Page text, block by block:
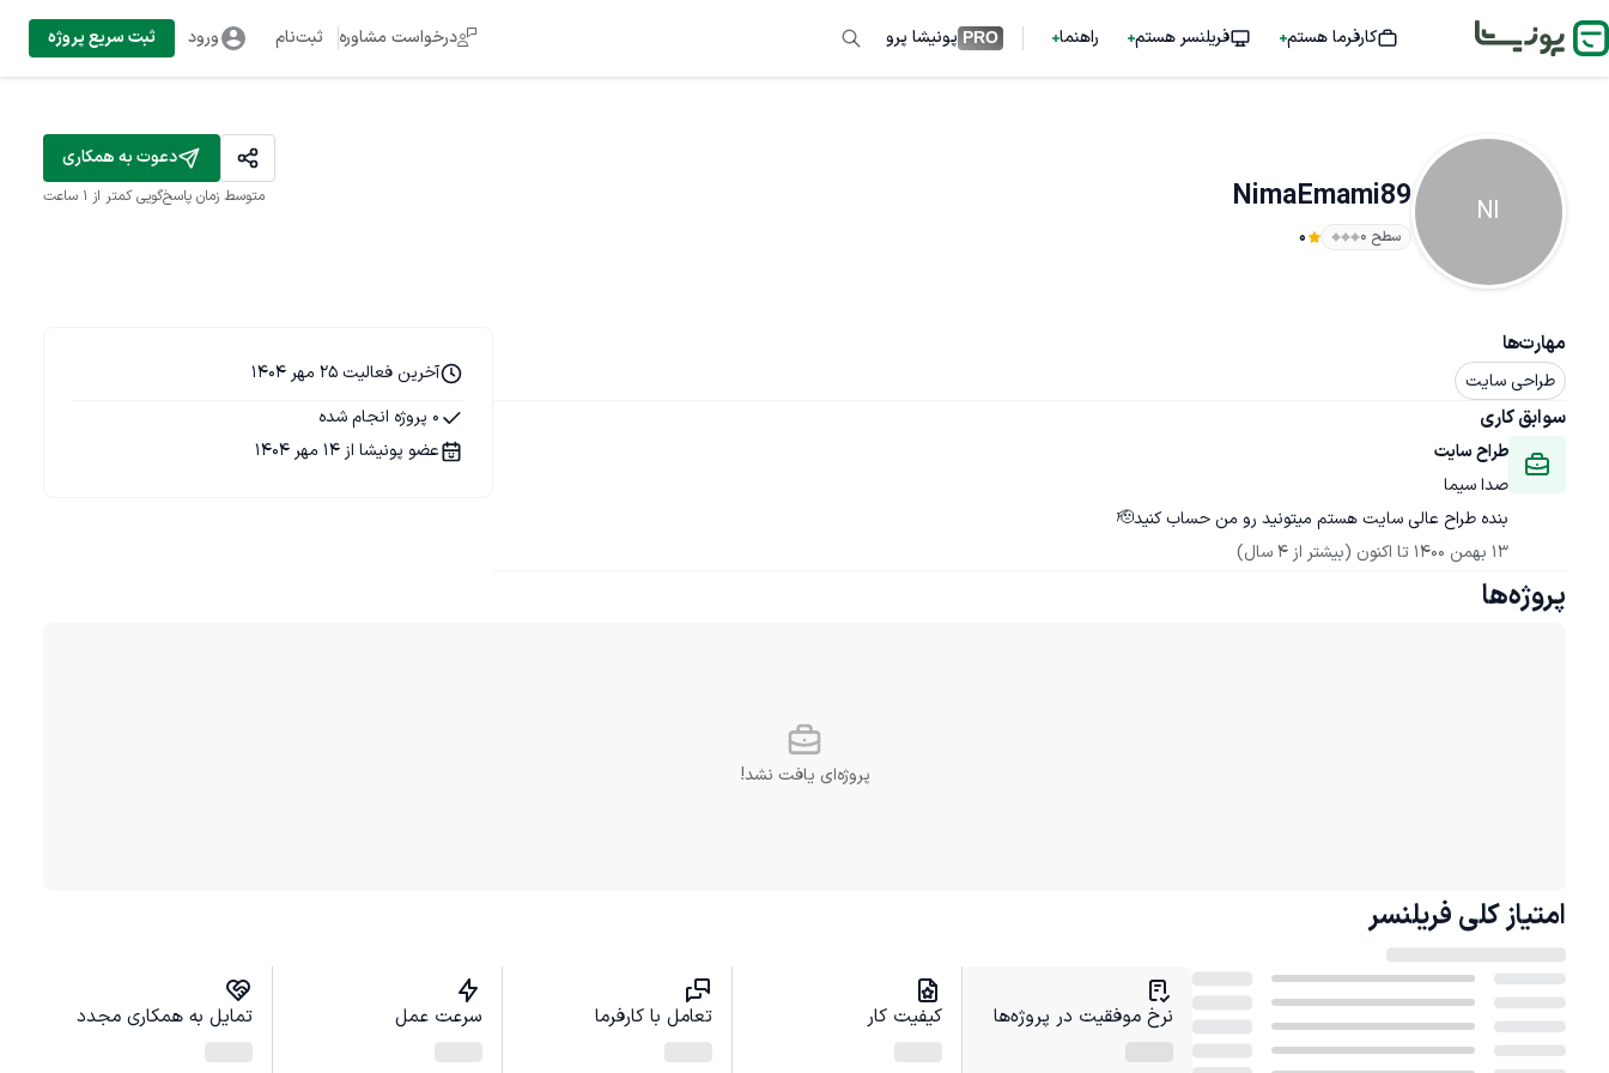
کارفرما هستم فریلنسر هستم راهنما PRO پونیشا پرو درخواست مشاوره ثبت‌نام ورود ثبت سریع پروژه
NI
NimaEmami89
سطح ۰ 0
دعوت به همکاری
متوسط زمان پاسخ‌گویی کمتر از 1 ساعت
مهارت‌ها
طراحی سایت
سوابق کاری
طراح سایت
صدا سیما
بنده طراح عالی سایت هستم میتونید رو من حساب کنید🫡
13 بهمن 1400
تا اکنون (بیشتر از 4 سال)
آخرین فعالیت 25 مهر 1404
0 پروژه انجام شده
عضو پونیشا از 14 مهر 1404
پروژه‌ها
پروژه‌ای یافت نشد!
امتیاز کلی فریلنسر
نرخ موفقیت در پروژه‌ها کیفیت کار تعامل با کارفرما سرعت عمل تمایل به همکاری مجدد